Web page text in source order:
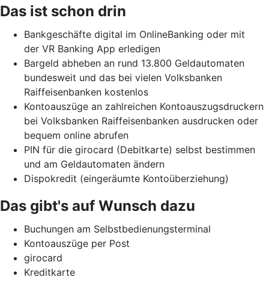
Das ist schon drin
Bankgeschäfte digital im OnlineBanking oder mit
der VR Banking App erledigen
Bargeld abheben an rund 13.800 Geldautomaten
bundesweit und das bei vielen Volksbanken
Raiffeisenbanken kostenlos
Kontoauszüge an zahlreichen Kontoauszugsdruckern
bei Volksbanken Raiffeisenbanken ausdrucken oder
bequem online abrufen
PIN für die girocard (Debitkarte) selbst bestimmen
und am Geldautomaten ändern
Dispokredit (eingeräumte Kontoüberziehung)
Das gibt's auf Wunsch dazu
Buchungen am Selbstbedienungsterminal
Kontoauszüge per Post
girocard
Kreditkarte